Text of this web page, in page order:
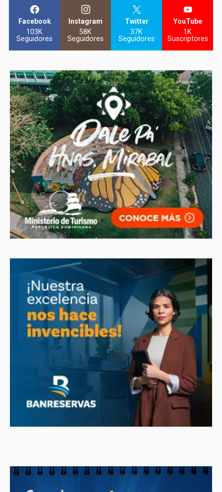
Facebook
103K
Seguidores
Instagram
58K
Seguidores
Twitter
37K
Seguidores
YouTube
1K
Suscriptores